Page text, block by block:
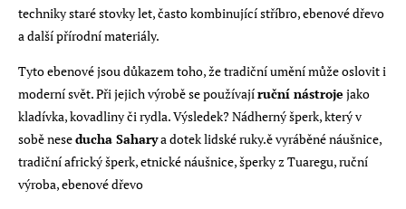
techniky staré stovky let, často kombinující stříbro, ebenové dřevo
a další přírodní materiály.
Tyto ebenové jsou důkazem toho, že tradiční umění může oslovit i
moderní svět. Při jejich výrobě se používajíruční nástroje jako
kladívka, kovadliny či rydla. Výsledek? Nádherný šperk, který v
sobě neseducha Saharya dotek lidské ruky.ě vyráběné náušnice,
tradiční africký šperk, etnické náušnice, šperky z Tuaregu, ruční
výroba, ebenové dřevo